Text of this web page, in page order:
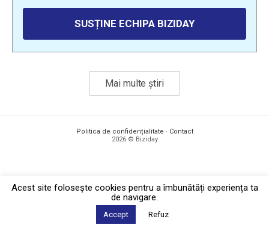
SUSȚINE ECHIPA BIZIDAY
Mai multe știri
Politica de confidențialitate · Contact
2026 © Biziday
Acest site foloseşte cookies pentru a îmbunătăți experiența ta
de navigare.
Accept Refuz